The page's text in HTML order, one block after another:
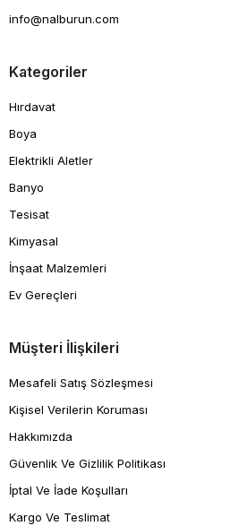
info@nalburun.com
Kategoriler
Hırdavat
Boya
Elektrikli Aletler
Banyo
Tesisat
Kimyasal
İnşaat Malzemleri
Ev Gereçleri
Müşteri İlişkileri
Mesafeli Satış Sözleşmesi
Kişisel Verilerin Koruması
Hakkımızda
Güvenlik Ve Gizlilik Politikası
İptal Ve İade Koşulları
Kargo Ve Teslimat